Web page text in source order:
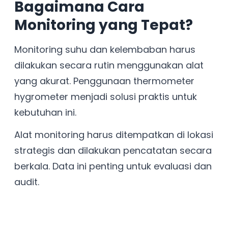
Bagaimana Cara
Monitoring yang Tepat?
Monitoring suhu dan kelembaban harus
dilakukan secara rutin menggunakan alat
yang akurat. Penggunaan thermometer
hygrometer menjadi solusi praktis untuk
kebutuhan ini.
Alat monitoring harus ditempatkan di lokasi
strategis dan dilakukan pencatatan secara
berkala. Data ini penting untuk evaluasi dan
audit.